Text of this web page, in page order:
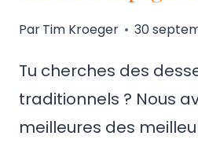
ParTim Kroeger 30
Tu cherches des
traditionnels ? Nous
meilleures des